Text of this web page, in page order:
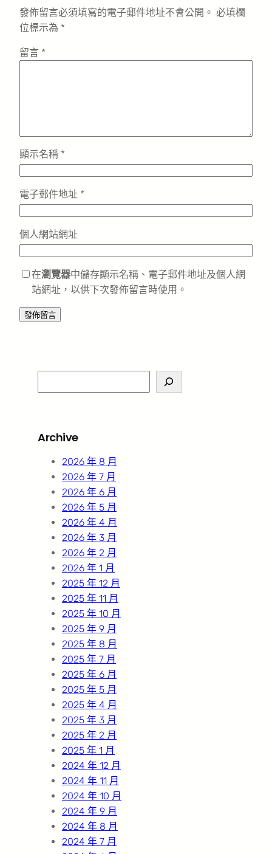
發佈留言必須填寫的電子郵件地址不會公開。 必填欄
位標示為 *
留言 *
顯示名稱 *
電子郵件地址 *
個人網站網址
在瀏覽器中儲存顯示名稱、電子郵件地址及個人網
站網址，以供下次發佈留言時使用。
e
c
Archive
2026 年 8 月
2026 年 7 月
2026 年 6 月
2026 年 5 月
2026 年 4 月
2026 年 3 月
2026 年 2 月
2026 年 1 月
2025 年 12 月
2025 年 11 月
2025 年 10 月
2025 年 9 月
2025 年 8 月
2025 年 7 月
2025 年 6 月
2025 年 5 月
2025 年 4 月
2025 年 3 月
2025 年 2 月
2025 年 1 月
2024 年 12 月
2024 年 11 月
2024 年 10 月
2024 年 9 月
2024 年 8 月
2024 年 7 月